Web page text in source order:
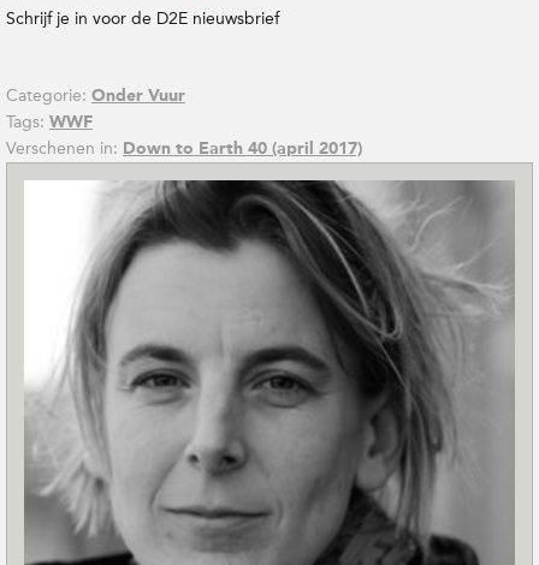
Schrijf je in voor de D2E nieuwsbrief
Categorie: Onder Vuur
Tags: WWF
Verschenen in: Down to Earth 40 (april 2017)